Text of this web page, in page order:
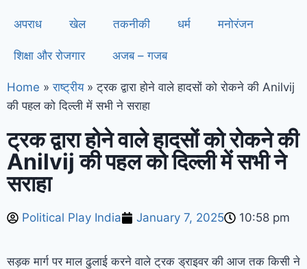
अपराध खेल तकनीकी धर्म मनोरंजन
शिक्षा और रोजगार अजब – गजब
Home » राष्ट्रीय » ट्रक द्वारा होने वाले हादसों को रोकने की Anilvij
की पहल को दिल्ली में सभी ने सराहा
ट्रक द्वारा होने वाले हादसों को रोकने की
Anilvij की पहल को दिल्ली में सभी ने
सराहा
Political Play India January 7, 2025 10:58 pm
सड़क मार्ग पर माल ढुलाई करने वाले ट्रक ड्राइवर की आज तक किसी ने